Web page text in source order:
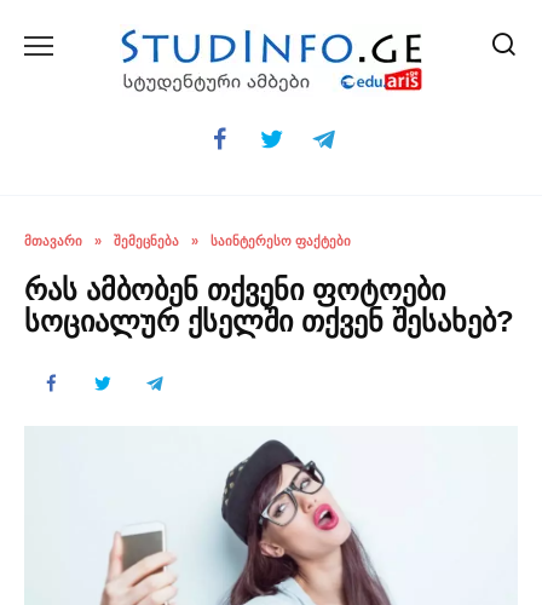
ᲛᲗᲐᲕᲐᲠᲘ » ᲨᲔᲛᲔᲪᲜᲔᲑᲐ » ᲡᲐᲘᲜᲢᲔᲠᲔᲡᲝ ᲤᲐᲥᲢᲔᲑᲘ
რას ამბობენ თქვენი ფოტოები
სოციალურ ქსელში თქვენ შესახებ?